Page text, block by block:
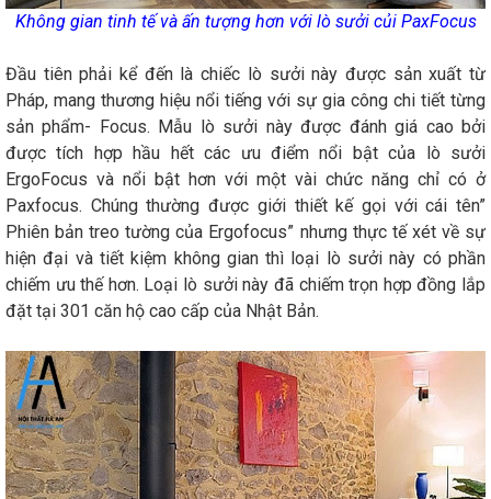
Không gian tinh tế và ấn tượng hơn với lò sưởi củi PaxFocus
Đầu tiên phải kể đến là chiếc lò sưởi này được sản xuất từ
Pháp, mang thương hiệu nổi tiếng với sự gia công chi tiết từng
sản phẩm- Focus. Mẫu lò sưởi này được đánh giá cao bởi
được tích hợp hầu hết các ưu điểm nổi bật của lò sưởi
ErgoFocus và nổi bật hơn với một vài chức năng chỉ có ở
Paxfocus. Chúng thường được giới thiết kế gọi với cái tên”
Phiên bản treo tường của Ergofocus” nhưng thực tế xét về sự
hiện đại và tiết kiệm không gian thì loại lò sưởi này có phần
chiếm ưu thế hơn. Loại lò sưởi này đã chiếm trọn hợp đồng lắp
đặt tại 301 căn hộ cao cấp của Nhật Bản.